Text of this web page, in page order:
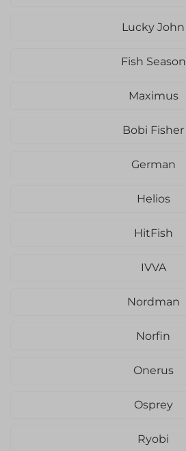
Lucky John
Fish Season
Maximus
Bobi Fisher
German
Helios
HitFish
IVVA
Nordman
Norfin
Onerus
Osprey
Ryobi